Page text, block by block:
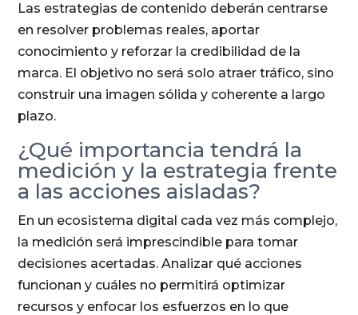
Las estrategias de contenido deberán centrarse
en resolver problemas reales, aportar
conocimiento y reforzar la credibilidad de la
marca. El objetivo no será solo atraer tráfico, sino
construir una imagen sólida y coherente a largo
plazo.
¿Qué importancia tendrá la
medición y la estrategia frente
a las acciones aisladas?
En un ecosistema digital cada vez más complejo,
la medición será imprescindible para tomar
decisiones acertadas. Analizar qué acciones
funcionan y cuáles no permitirá optimizar
recursos y enfocar los esfuerzos en lo que